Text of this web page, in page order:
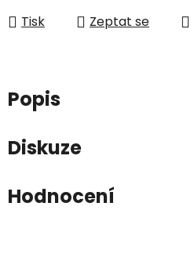
Tisk Zeptat se
Popis
Diskuze
Hodnocení